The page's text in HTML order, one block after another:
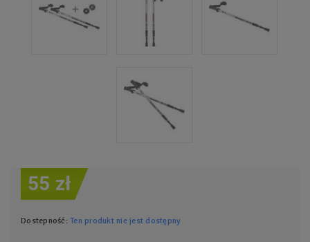
55 zł
Dostepność: Ten produkt nie jest dostępny